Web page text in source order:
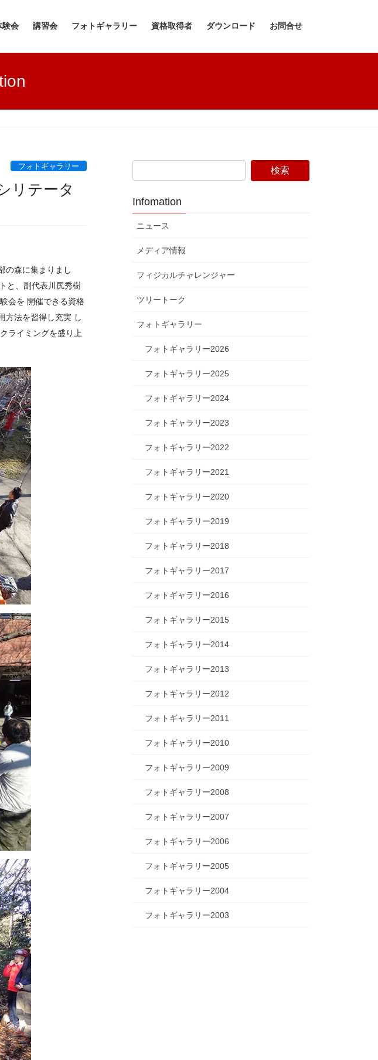
験会 講習会 フォトギャラリー 資格取得者 ダウンロード お問合せ
フォトギャラリー
リテータ
の森に集まりまし
と、副代表川尻秀樹
会を 開催できる資格
方法を習得し充実 し
ライミングを盛り上
Infomation
ニュース
メディア情報
フィジカルチャレンジャー
ツリートーク
フォトギャラリー
フォトギャラリー2026
フォトギャラリー2025
フォトギャラリー2024
フォトギャラリー2023
フォトギャラリー2022
フォトギャラリー2021
フォトギャラリー2020
フォトギャラリー2019
フォトギャラリー2018
フォトギャラリー2017
フォトギャラリー2016
フォトギャラリー2015
フォトギャラリー2014
フォトギャラリー2013
フォトギャラリー2012
フォトギャラリー2011
フォトギャラリー2010
フォトギャラリー2009
フォトギャラリー2008
フォトギャラリー2007
フォトギャラリー2006
フォトギャラリー2005
フォトギャラリー2004
フォトギャラリー2003